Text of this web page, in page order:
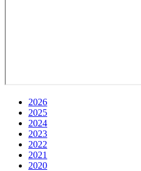
2026
2025
2024
2023
2022
2021
2020